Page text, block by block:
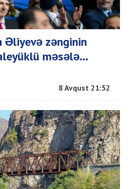
Əliyevə zənginin
məsələ...
8 Avqust 21:52